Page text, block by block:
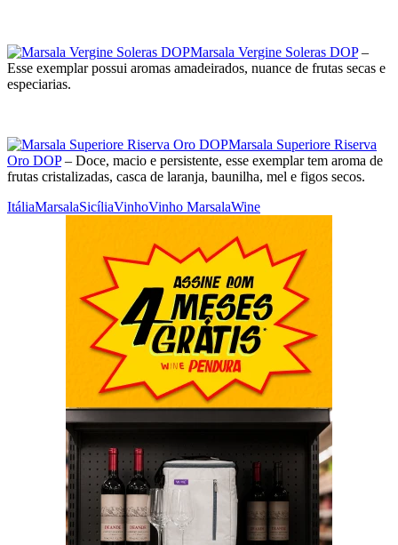
Marsala Vergine Soleras DOP–
Esse exemplar possui aromas amadeirados, nuance de frutas secas e
especiarias.
Marsala Superiore Riserva
Oro DOP– Doce, macio e persistente, esse exemplar tem aroma de
frutas cristalizadas, casca de laranja, baunilha, mel e figos secos.
ItáliaMarsalaSicíliaVinhoVinho MarsalaWine